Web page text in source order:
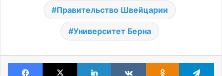
Правительство Швейцарии
Университет Берна
Facebook X LinkedIn VKontakteOdnoklassniki